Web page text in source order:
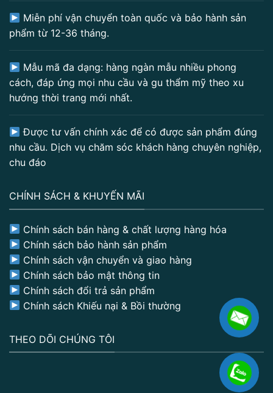
Miễn phí vận chuyển toàn quốc và bảo hành sản
phẩm từ 12-36 tháng.
Mẫu mã đa dạng: hàng ngàn mẫu nhiều phong
cách, đáp ứng mọi nhu cầu và gu thẩm mỹ theo xu
hướng thời trang mới nhất.
Được tư vấn chính xác để có được sản phẩm đúng
nhu cầu. Dịch vụ chăm sóc khách hàng chuyên nghiệp,
chu đáo
CHÍNH SÁCH & KHUYẾN MÃI
Chính sách bán hàng & chất lượng hàng hóa
Chính sách bảo hành sản phẩm
Chính sách vận chuyển và giao hàng
Chính sách bảo mật thông tin
Chính sách đổi trả sản phẩm
Chính sách Khiếu nại & Bồi thường
THEO DÕI CHÚNG TÔI